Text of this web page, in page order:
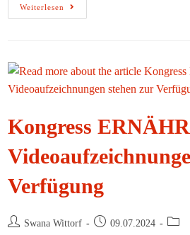
Weiterlesen
Gesundes-
Herz-
QUETHEB
Nehmen
Gemeinsam
Stellung
Kongress
Verfügung
Beitrags-
Swana Wittorf
Beitrag09.07.2024